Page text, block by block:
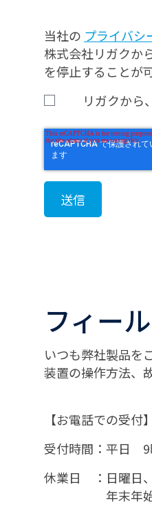
当社の プライバシ
株式会社リガクか
を停止することが
リガクから
フィー
いつも弊社製品を
装置の操作方法、
【お電話での受付】
受付時間：平日 9
休業日 ：日曜日
年末年始（12